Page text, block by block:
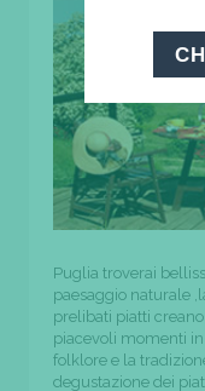
Puglia troverai
paesaggio naturale
prelibati piatti
piacevoli momenti
folklore e la
degustazione dei